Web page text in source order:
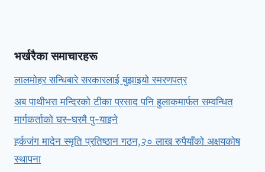
भर्खरैका समाचारहरू
लालमोहर सन्धिबारे सरकारलाई बुझाइयो स्मरणपत्र
अब पाथीभरा मन्दिरको टीका प्रसाद पनि हुलाकमार्फत सम्वन्धित
मार्गकर्ताको घर–घरमै पु-याइने
हर्कजंग मादेन स्मृति प्रतिष्ठान गठन,२० लाख रुपैयाँको अक्षयकोष
स्थापना